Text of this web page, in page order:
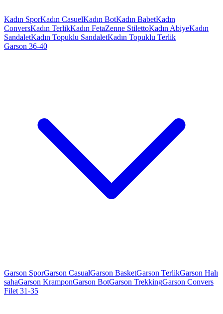
Kadın SporKadın CasuelKadın BotKadın BabetKadın
ConversKadın TerlikKadın FetaZenne StilettoKadın AbiyeKadın
SandaletKadın Topuklu SandaletKadın Topuklu Terlik
Garson 36-40
Garson SporGarson CasualGarson BasketGarson TerlikGarson Halı
sahaGarson KramponGarson BotGarson TrekkingGarson Convers
Filet 31-35